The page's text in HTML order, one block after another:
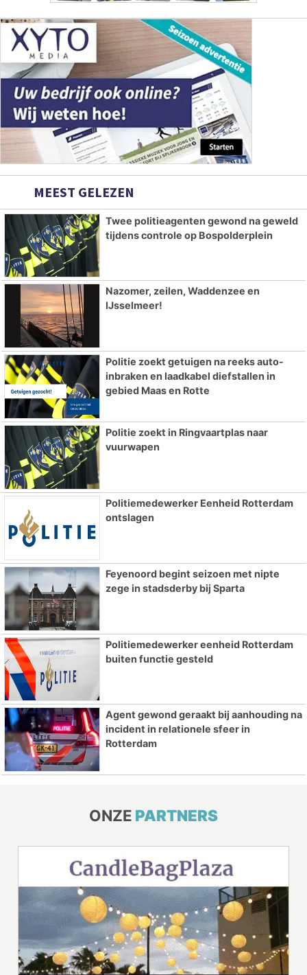
MEEST GELEZEN
Twee politieagenten gewond na geweld
tijdens controle op Bospolderplein
Nazomer, zeilen, Waddenzee en
IJsselmeer!
Politie zoekt getuigen na reeks auto-
inbraken en laadkabel diefstallen in
gebied Maas en Rotte
Politie zoekt in Ringvaartplas naar
vuurwapen
Politiemedewerker Eenheid Rotterdam
ontslagen
Feyenoord begint seizoen met nipte
zege in stadsderby bij Sparta
Politiemedewerker eenheid Rotterdam
buiten functie gesteld
Agent gewond geraakt bij aanhouding na
incident in relationele sfeer in
Rotterdam
ONZE PARTNERS